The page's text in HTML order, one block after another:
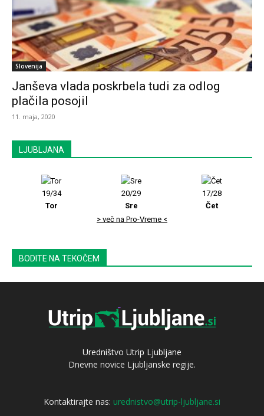
Slovenija
Janševa vlada poskrbela tudi za odlog
plačila posojil
11. maja, 2020
LJUBLJANA
19/34
Tor
20/29
Sre
17/28
Čet
> več na Pro-Vreme <
BODITE NA TEKOČEM
Uredništvo Utrip Ljubljane
Dnevne novice Ljubljanske regije.
Kontaktirajte nas: urednistvo@utrip-ljubljane.si